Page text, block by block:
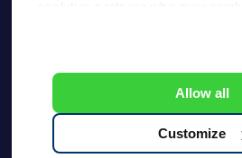
information that you’ve
Allow all
Customize
客户服务:
KVK: 60333553, VAT: NL